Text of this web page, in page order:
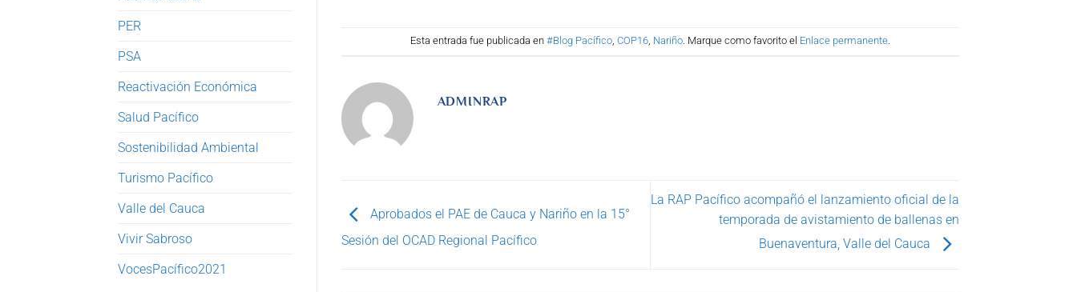
PER
PSA
Reactivación Económica
Salud Pacífico
Sostenibilidad Ambiental
Turismo Pacífico
Valle del Cauca
Vivir Sabroso
VocesPacífico2021
Esta entrada fue publicada en #Blog Pacífico, COP16, Nariño. Marque como favorito el Enlace permanente.
ADMINRAP
Aprobados el PAE de Cauca y Nariño en la 15°
Sesión del OCAD Regional Pacífico
La RAP Pacífico acompañó el lanzamiento oficial de la
temporada de avistamiento de ballenas en
Buenaventura, Valle del Cauca